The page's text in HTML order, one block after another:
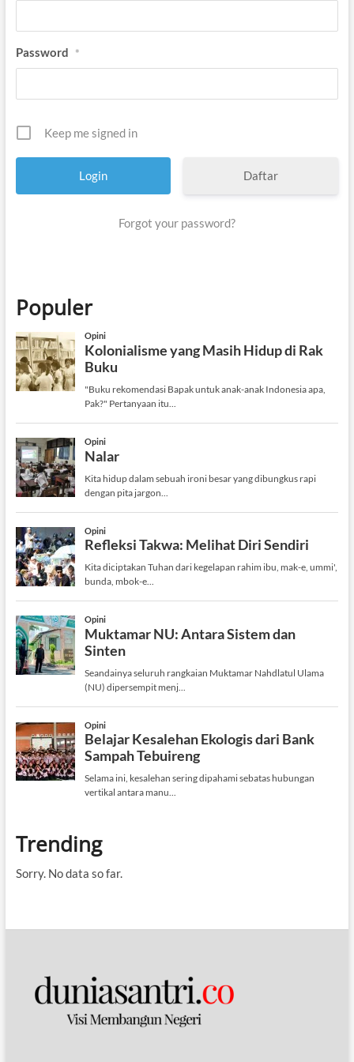
Password *
Keep me signed in
Daftar
Forgot your password?
Populer
Trending
Sorry. No data so far.